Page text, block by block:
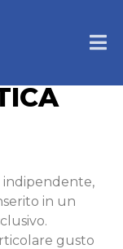
indipendente,
in un
gusto